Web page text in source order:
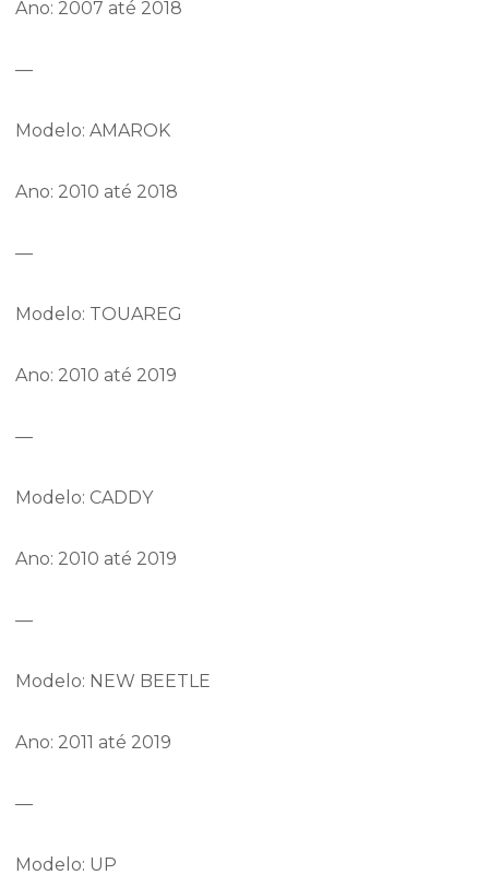
Ano: 2007 até 2018
—
Modelo: AMAROK
Ano: 2010 até 2018
—
Modelo: TOUAREG
Ano: 2010 até 2019
—
Modelo: CADDY
Ano: 2010 até 2019
—
Modelo: NEW BEETLE
Ano: 2011 até 2019
—
Modelo: UP